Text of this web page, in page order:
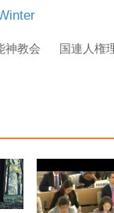
神教会 国連人権